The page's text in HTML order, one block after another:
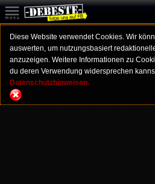
Diese Website verwendet Cookies. Wir
auswerten, um nutzungsbasiert
anzuzeigen. Weitere Informationen zu
du deren Verwendung widersprechen
Datenschutzhinweisen.